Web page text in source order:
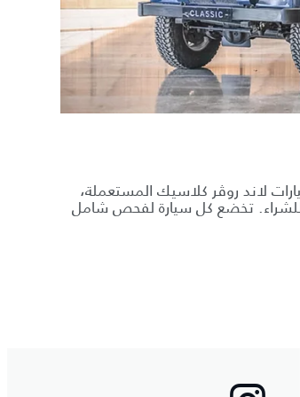
لاند روڤر كلاسيك المستعملة،
للشراء. تخضع كل سيارة لفحص شامل